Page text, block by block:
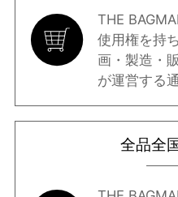
オレンジ系
イエロー系
THE
使用権を持
画・製造・
が運営する
全品全